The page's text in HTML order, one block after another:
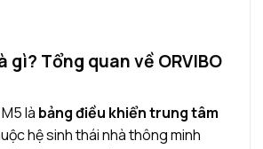
gì? Tổng quan về ORVIBO
là bảng điều khiển trung tâm
hệ sinh thái nhà thông minh